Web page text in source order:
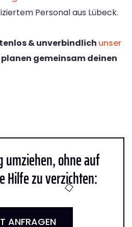
Personal aus Lübeck.
& unverbindlich unser
gemeinsam deinen
umziehen, ohne auf
Hilfe zu verzichten:
ANFRAGEN